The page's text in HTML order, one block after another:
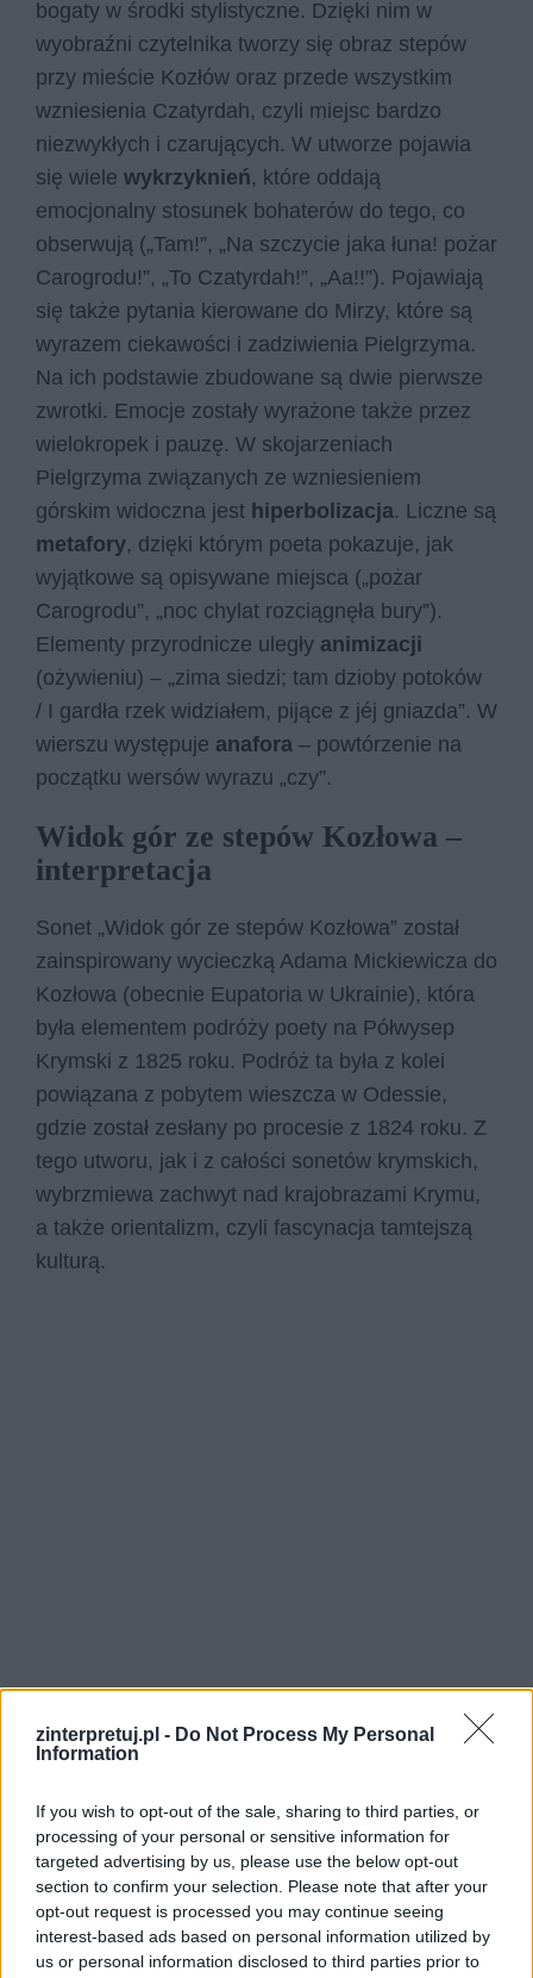
zinterpretuj.pl - Do Not Process My Personal
Information
If you wish to opt-out of the sale, sharing to third parties, or
processing of your personal or sensitive information for
targeted advertising by us, please use the below opt-out
section to confirm your selection. Please note that after your
opt-out request is processed you may continue seeing
interest-based ads based on personal information utilized by
us or personal information disclosed to third parties prior to
bogaty w środki stylistyczne. Dzięki nim w
wyobraźni czytelnika tworzy się obraz stepów
przy mieście Kozłów oraz przede wszystkim
wzniesienia Czatyrdah, czyli miejsc bardzo
niezwykłych i czarujących. W utworze pojawia
się wiele wykrzyknień, które oddają
emocjonalny stosunek bohaterów do tego, co
obserwują („Tam!”, „Na szczycie jaka łuna! pożar
Carogrodu!”, „To Czatyrdah!”, „Aa!!”). Pojawiają
się także pytania kierowane do Mirzy, które są
wyrazem ciekawości i zadziwienia Pielgrzyma.
Na ich podstawie zbudowane są dwie pierwsze
zwrotki. Emocje zostały wyrażone także przez
wielokropek i pauzę. W skojarzeniach
Pielgrzyma związanych ze wzniesieniem
górskim widoczna jest hiperbolizacja. Liczne są
metafory, dzięki którym poeta pokazuje, jak
wyjątkowe są opisywane miejsca („pożar
Carogrodu”, „noc chylat rozciągnęła bury”).
Elementy przyrodnicze uległy animizacji
(ożywieniu) – „zima siedzi; tam dzioby potoków
/ I gardła rzek widziałem, pijące z jéj gniazda”. W
wierszu występuje anafora – powtórzenie na
początku wersów wyrazu „czy”.
Widok gór ze stepów Kozłowa –
interpretacja
Sonet „Widok gór ze stepów Kozłowa” został
zainspirowany wycieczką Adama Mickiewicza do
Kozłowa (obecnie Eupatoria w Ukrainie), która
była elementem podróży poety na Półwysep
Krymski z 1825 roku. Podróż ta była z kolei
powiązana z pobytem wieszcza w Odessie,
gdzie został zesłany po procesie z 1824 roku. Z
tego utworu, jak i z całości sonetów krymskich,
wybrzmiewa zachwyt nad krajobrazami Krymu,
a także orientalizm, czyli fascynacja tamtejszą
kulturą.
Bohaterami utworu są Pielgrzym, uznawany za
najważniejszą postać sonetów krymskich, która
uosabia typowe romantyczne cechy, a także
Mirza – człowiek Wschodu, który pełni rolę